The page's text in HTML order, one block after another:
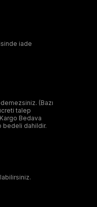
iade
(Bazı
talep
Bedava
bedeli dahildir.